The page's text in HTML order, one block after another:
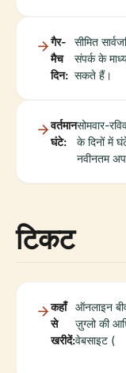
गैर-
मैच
दिन:
सीमित
संपर्क के
सकते हैं।
वर्तमान
घंटे:
सोमवार-
के दिनों में
नवीनतम
टिकट
कहाँ
से
खरीदें:
ऑनलाइन
ज़ुग्लो की
वेबसाइट (